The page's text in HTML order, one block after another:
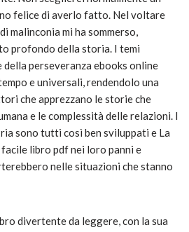
felice di averlo fatto. Nel voltare
malinconia mi ha sommerso,
profondo della storia. I temi
della perseveranza ebooks online
e universali, rendendolo una
che apprezzano le storie che
e le complessità delle relazioni. I
sono tutti così ben sviluppati e La
libro pdf nei loro panni e
nelle situazioni che stanno
divertente da leggere, con la sua